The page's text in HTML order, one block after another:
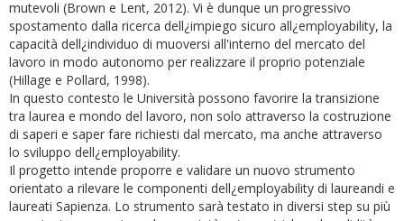
mutevoli (Brown e Lent, 2012). Vi è dunque un progressivo
spostamento dalla ricerca dell¿impiego sicuro all¿employability, la
capacità dell¿individuo di muoversi all'interno del mercato del
lavoro in modo autonomo per realizzare il proprio potenziale
(Hillage e Pollard, 1998).
In questo contesto le Università possono favorire la transizione
tra laurea e mondo del lavoro, non solo attraverso la costruzione
di saperi e saper fare richiesti dal mercato, ma anche attraverso
lo sviluppo dell¿employability.
Il progetto intende proporre e validare un nuovo strumento
orientato a rilevare le componenti dell¿employability di laureandi e
laureati Sapienza. Lo strumento sarà testato in diversi step su più